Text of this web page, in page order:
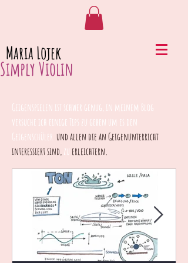
Simply Violin
Maria Lojek
Geigenspielen ist schwer genug, in meinem Blog
versuche ich einige Tips zu geben um es den
Geigenschüler und allen die an Geigenunterricht
interessiert sind, zu erleichtern.